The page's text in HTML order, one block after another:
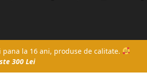
la 16 ani, produse de calitate.
300 Lei